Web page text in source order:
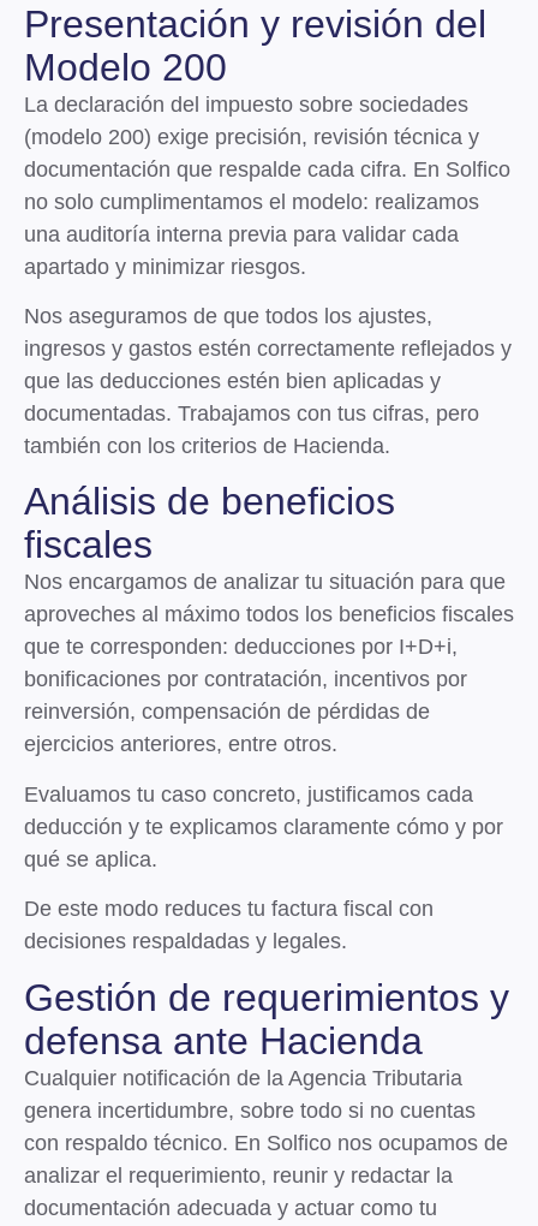
Presentación y revisión del
Modelo 200
La declaración del impuesto sobre sociedades
(modelo 200) exige precisión, revisión técnica y
documentación que respalde cada cifra. En Solfico
no solo cumplimentamos el modelo: realizamos
una auditoría interna previa para validar cada
apartado y minimizar riesgos.
Nos aseguramos de que todos los ajustes,
ingresos y gastos estén correctamente reflejados y
que las deducciones estén bien aplicadas y
documentadas. Trabajamos con tus cifras, pero
también con los criterios de Hacienda.
Análisis de beneficios
fiscales
Nos encargamos de analizar tu situación para que
aproveches al máximo todos los beneficios fiscales
que te corresponden: deducciones por I+D+i,
bonificaciones por contratación, incentivos por
reinversión, compensación de pérdidas de
ejercicios anteriores, entre otros.
Evaluamos tu caso concreto, justificamos cada
deducción y te explicamos claramente cómo y por
qué se aplica.
De este modo reduces tu factura fiscal con
decisiones respaldadas y legales.
Gestión de requerimientos y
defensa ante Hacienda
Cualquier notificación de la Agencia Tributaria
genera incertidumbre, sobre todo si no cuentas
con respaldo técnico. En Solfico nos ocupamos de
analizar el requerimiento, reunir y redactar la
documentación adecuada y actuar como tu